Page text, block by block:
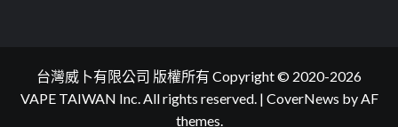
台灣威卜有限公司 版權所有 Copyright © 2020-2026
VAPE TAIWAN Inc. All rights reserved. | CoverNews by AF
themes.